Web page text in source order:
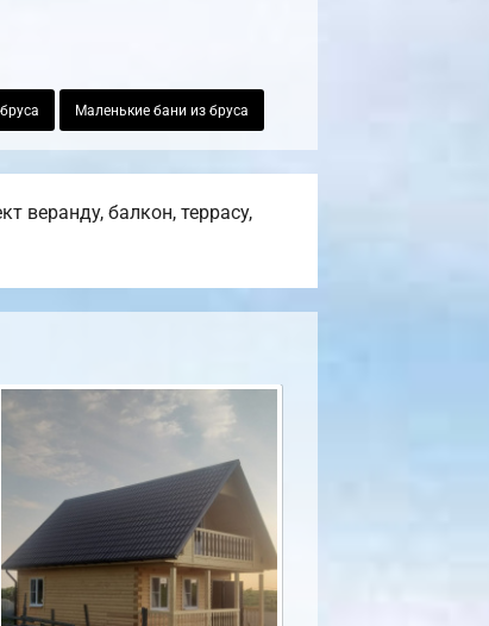
Маленькие бани из бруса
веранду, балкон, террасу,